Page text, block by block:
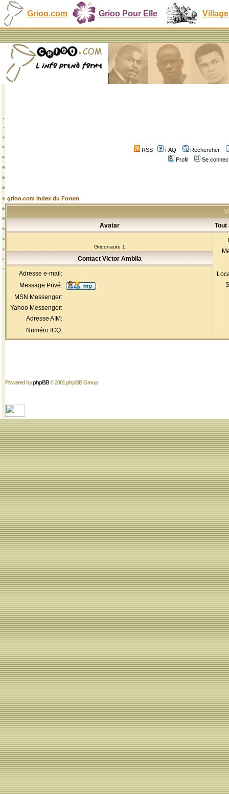
Grioo.com Grioo Pour Elle Village
RSS FAQ
Rechercher
Profil
Se
grioo.com Index du Forum
Avatar
Tout
Grioonaute 1
Contact Victor Ambila
Adresse e-mail:
Message Privé:
MSN Messenger:
Yahoo Messenger:
Adresse AIM:
Numéro ICQ:
Powered byphpBB© 2001 phpBB Group